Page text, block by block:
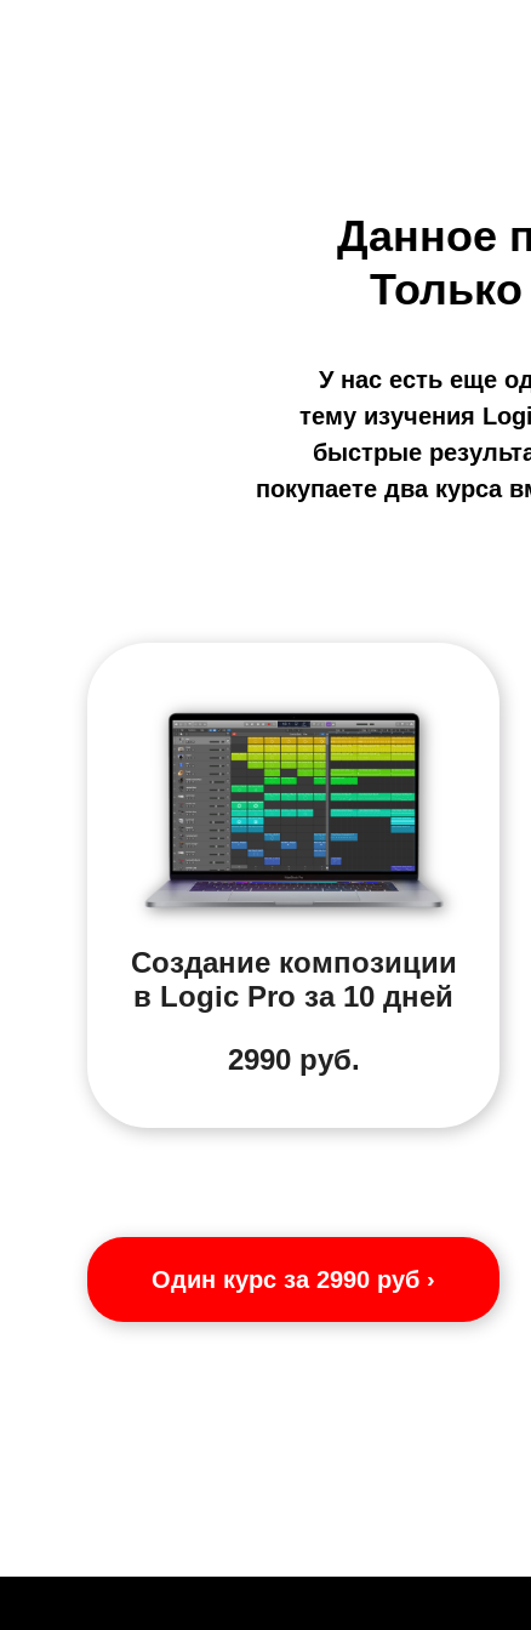
Данное
Один курс за 2990 руб ›
Создание композиции
в Logic Pro за 10 дней
У нас есть еще
тему изучения
быстрые
покупаете два курса
2990 руб.